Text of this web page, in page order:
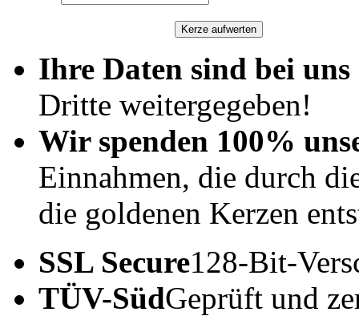
Ihre Daten sind bei uns
Dritte weitergegeben!
Wir spenden 100%
Einnahmen, die durch
die goldenen Kerzen
SSL Secure128-Bit-
TÜV-SüdGeprüft und